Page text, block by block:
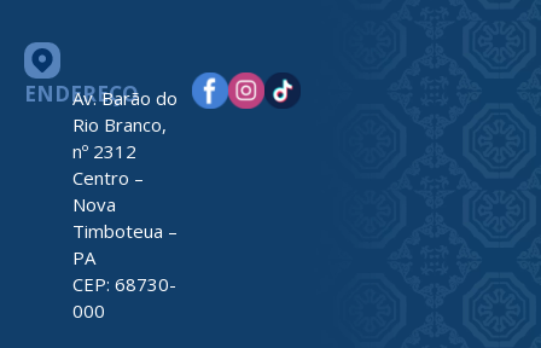
ENDEREÇO
Av. Barão do